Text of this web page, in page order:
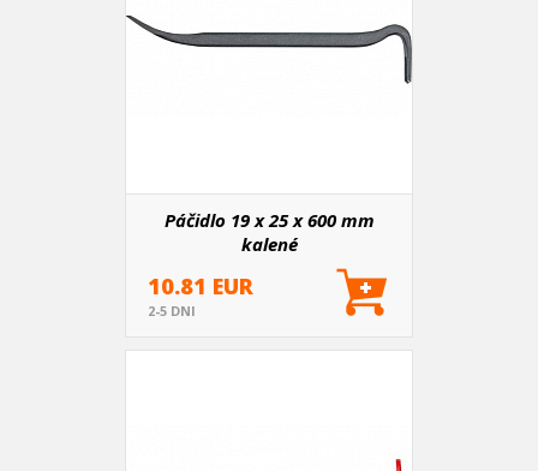
Páčidlo 19 x 25 x 600 mm
kalené
10.81 EUR
2-5 DNI